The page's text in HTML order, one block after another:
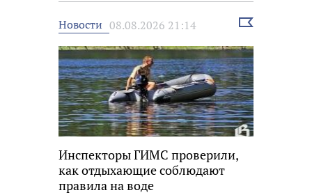
Новости 08.08.2026 21:14
Выбрать
Инспекторы ГИМС проверили,
как отдыхающие соблюдают
правила на воде